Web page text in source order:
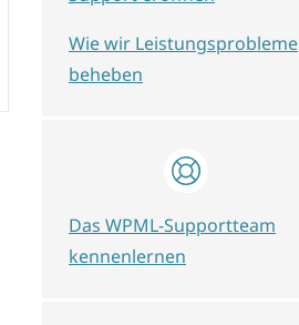
Wie wir Leistungsprobleme
beheben
Das WPML-Supportteam
kennenlernen